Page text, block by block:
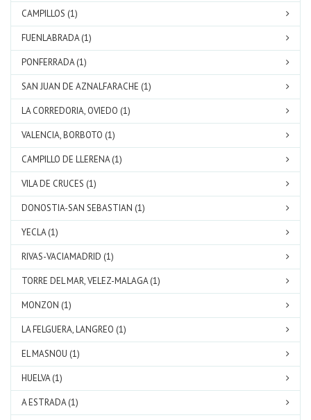
CAMPILLOS (1)
FUENLABRADA (1)
PONFERRADA (1)
SAN JUAN DE AZNALFARACHE (1)
LA CORREDORIA, OVIEDO (1)
VALENCIA, BORBOTO (1)
CAMPILLO DE LLERENA (1)
VILA DE CRUCES (1)
DONOSTIA-SAN SEBASTIAN (1)
YECLA (1)
RIVAS-VACIAMADRID (1)
TORRE DEL MAR, VELEZ-MALAGA (1)
MONZON (1)
LA FELGUERA, LANGREO (1)
EL MASNOU (1)
HUELVA (1)
A ESTRADA (1)